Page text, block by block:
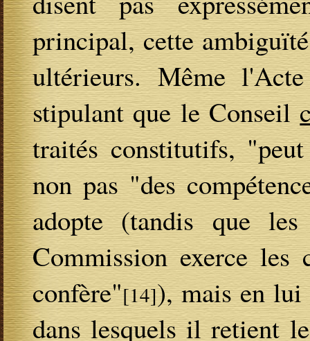
principal, cette
ultérieurs. Même
stipulant que le Conseil
traités constitutifs,
non pas "des
adopte (tandis que
Commission exerce les
confère"[14]), mais en lui
dans lesquels il retient